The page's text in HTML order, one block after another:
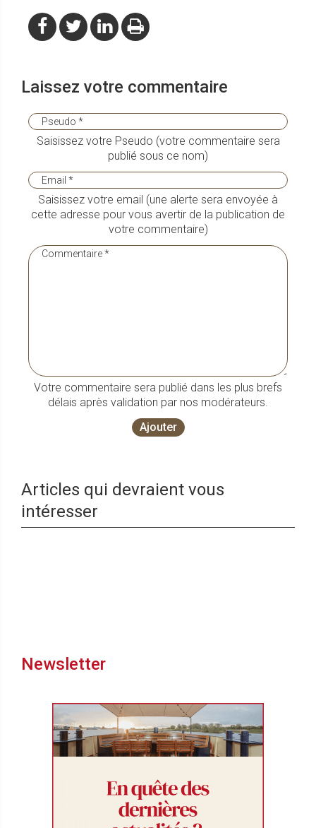
Laissez votre commentaire
Saisissez votre Pseudo (votre commentaire sera
publié sous ce nom)
Saisissez votre email (une alerte sera envoyée à
cette adresse pour vous avertir de la publication de
votre commentaire)
Votre commentaire sera publié dans les plus brefs
délais après validation par nos modérateurs.
Ajouter
Articles qui devraient vous
intéresser
Newsletter